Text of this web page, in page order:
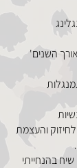
השנים'
והעצמת
בהנחייתי